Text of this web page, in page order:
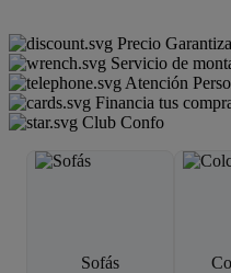
Precio
Servicio de
Atención
Financia tus
Club Confo
Sofás